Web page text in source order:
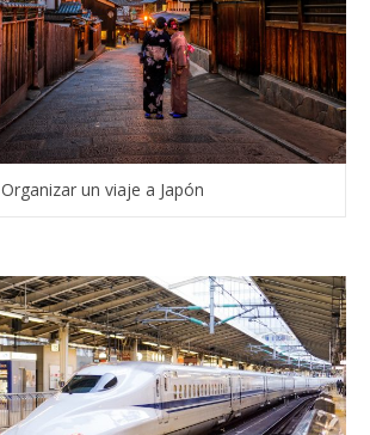
Organizar un viaje a Japón